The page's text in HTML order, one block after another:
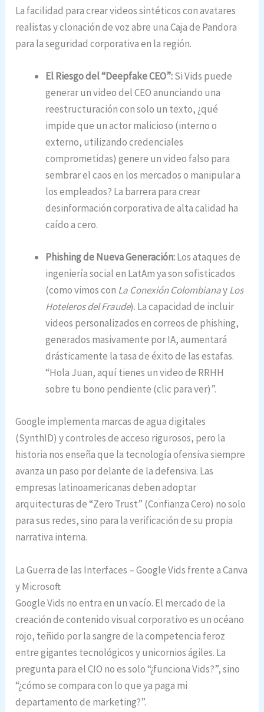
La facilidad para crear videos sintéticos con avatares
realistas y clonación de voz abre una Caja de Pandora
para la seguridad corporativa en la región.
El Riesgo del “Deepfake CEO”:Si Vids puede
generar un video del CEO anunciando una
reestructuración con solo un texto, ¿qué
impide que un actor malicioso (interno o
externo, utilizando credenciales
comprometidas) genere un video falso para
sembrar el caos en los mercados o manipular a
los empleados? La barrera para crear
desinformación corporativa de alta calidad ha
caído a cero.
Phishing de Nueva Generación:Los ataques de
ingeniería social en LatAm ya son sofisticados
(como vimos con La Conexión ColombianayLos
Hoteleros del Fraude). La capacidad de incluir
videos personalizados en correos de phishing,
generados masivamente por IA, aumentará
drásticamente la tasa de éxito de las estafas.
“Hola Juan, aquí tienes un video de RRHH
sobre tu bono pendiente (clic para ver)”.
Google implementa marcas de agua digitales
(SynthID) y controles de acceso rigurosos, pero la
historia nos enseña que la tecnología ofensiva siempre
avanza un paso por delante de la defensiva. Las
empresas latinoamericanas deben adoptar
arquitecturas de “Zero Trust” (Confianza Cero) no solo
para sus redes, sino para la verificación de su propia
narrativa interna.
La Guerra de las Interfaces – Google Vids frente a Canva
y Microsoft
Google Vids no entra en un vacío. El mercado de la
creación de contenido visual corporativo es un océano
rojo, teñido por la sangre de la competencia feroz
entre gigantes tecnológicos y unicornios ágiles. La
pregunta para el CIO no es solo “¿funciona Vids?”, sino
“¿cómo se compara con lo que ya paga mi
departamento de marketing?”.